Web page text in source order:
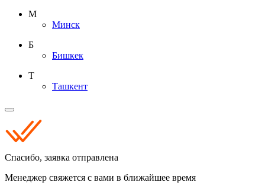
М
Минск
Б
Бишкек
Т
Ташкент
Спасибо, заявка отправлена
Менеджер свяжется с вами в ближайшее время